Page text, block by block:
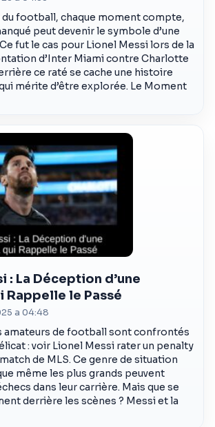
du football, chaque moment compte,
peut devenir le symbole d’une
fut le cas pour Lionel Messi lors de la
d’Inter Miami contre Charlotte
ce raté se cache une histoire
mérite d’être explorée. Le Moment
: La Déception d’une
Rappelle le Passé
a 04:48
amateurs de football sont confrontés
: voir Lionel Messi rater un penalty
de MLS. Ce genre de situation
même les plus grands peuvent
dans leur carrière. Mais que se
derrière les scènes ? Messi et la